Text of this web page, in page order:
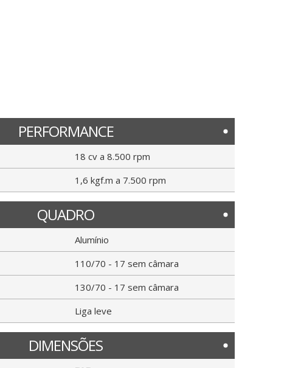
PERFORMANCE
18 cv a 8.500 rpm
1,6 kgf.m a 7.500 rpm
QUADRO
Alumínio
110/70 - 17 sem câmara
130/70 - 17 sem câmara
Liga leve
DIMENSÕES